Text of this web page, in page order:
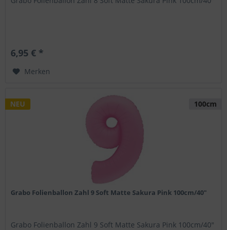
6,95 € *
Merken
NEU 100cm
Grabo Folienballon Zahl 9 Soft Matte Sakura Pink 100cm/40"
Grabo Folienballon Zahl 9 Soft Matte Sakura Pink 100cm/40"